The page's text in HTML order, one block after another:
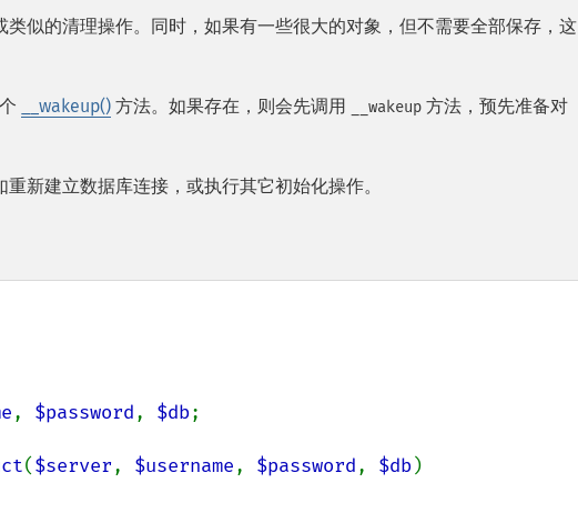
似的清理操作。同时，如果有一些很大的对象，但不需要全部保存，这
__wakeup() 方法。如果存在，则会先调用 __wakeup 方法，预先准备对
新建立数据库连接，或执行其它初始化操作。
, $password, $db;
($server, $username, $password, $db)